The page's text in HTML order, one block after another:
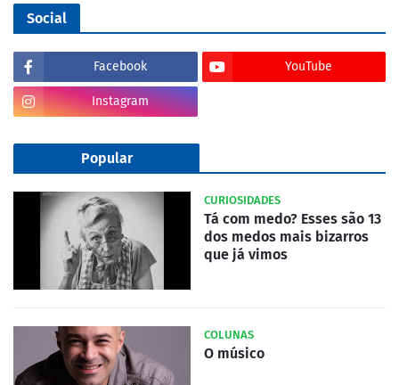
Social
Facebook YouTube
Instagram
Popular
CURIOSIDADES
Tá com medo? Esses são 13
dos medos mais bizarros
que já vimos
COLUNAS
O músico